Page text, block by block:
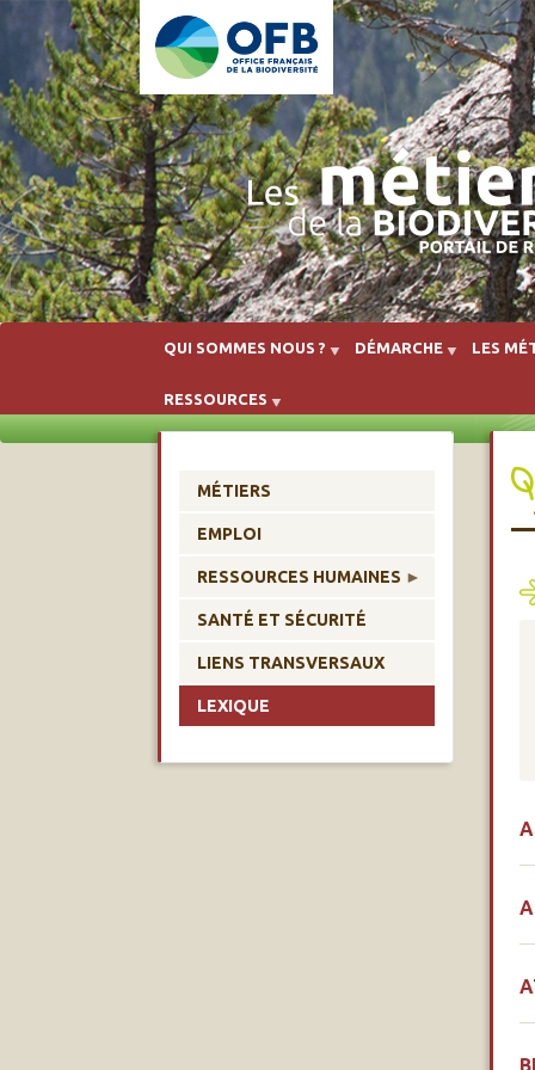
QUI SOMMES NOUS ? DÉMARCHE LES
RESSOURCES
MÉTIERS
EMPLOI
RESSOURCES HUMAINES
SANTÉ ET SÉCURITÉ
LIENS TRANSVERSAUX
LEXIQUE